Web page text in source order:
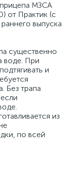
прицепа МЗСА
от Практик (с
выпуска
существенно
воде. При
и
Без трапа
из
по всей